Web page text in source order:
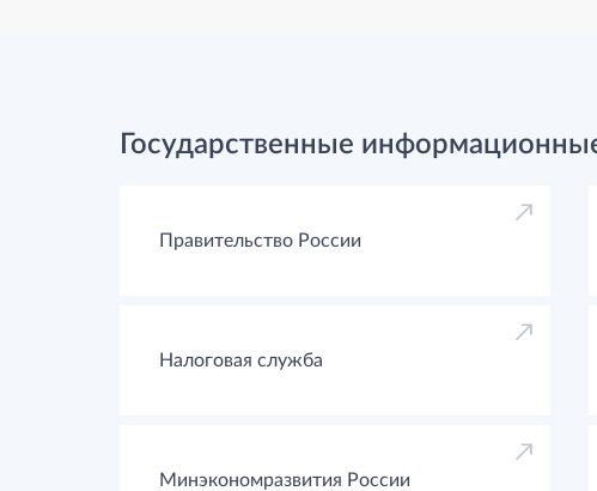
Государственные
Правительство России
Налоговая служба
Минэкономразвития России